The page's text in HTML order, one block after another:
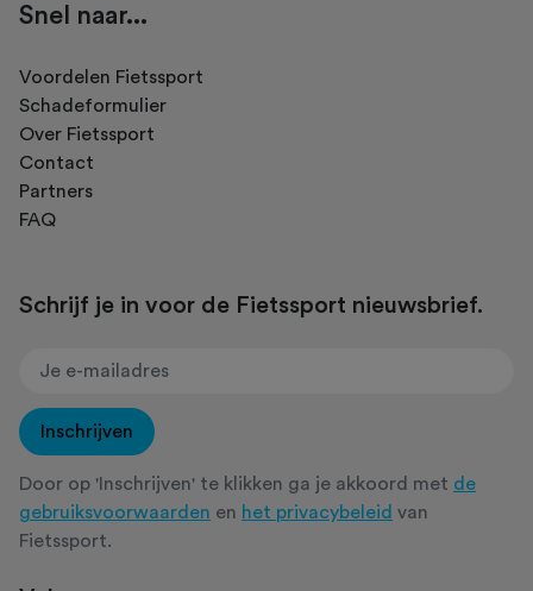
Snel naar...
Voordelen Fietssport
Schadeformulier
Over Fietssport
Contact
Partners
FAQ
Schrijf je in voor de Fietssport nieuwsbrief.
Inschrijven
Door op 'Inschrijven' te klikken ga je akkoord met de
gebruiksvoorwaarden en het privacybeleid van
Fietssport.